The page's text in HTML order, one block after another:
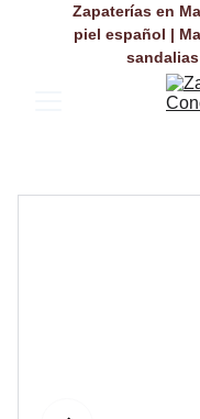
Zapaterías en
piel español |